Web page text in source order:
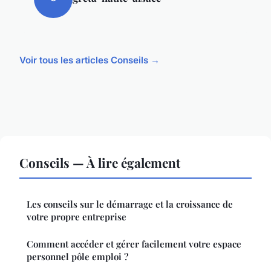
Voir tous les articles Conseils →
Conseils — À lire également
Les conseils sur le démarrage et la croissance de
votre propre entreprise
Comment accéder et gérer facilement votre espace
personnel pôle emploi ?